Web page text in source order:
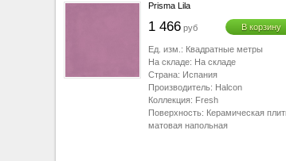
Prisma Lila
1 466 руб В корзину
Ед. изм.: Квадратные метры
На складе: На складе
Страна: Испания
Производитель: Halcon
Коллекция: Fresh
Поверхность: Керамическая
матовая напольная